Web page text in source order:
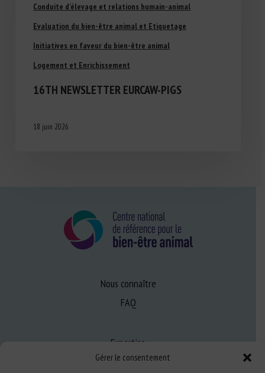
Gérer le consentement
Conduite d'élevage et relations humain-animal
Evaluation du bien-être animal et Etiquetage
Initiatives en faveur du bien-être animal
Logement et Enrichissement
16TH NEWSLETTER EURCAW-PIGS
18 juin 2026
Nous connaître
FAQ
Expertise
S’informer sur le BEA